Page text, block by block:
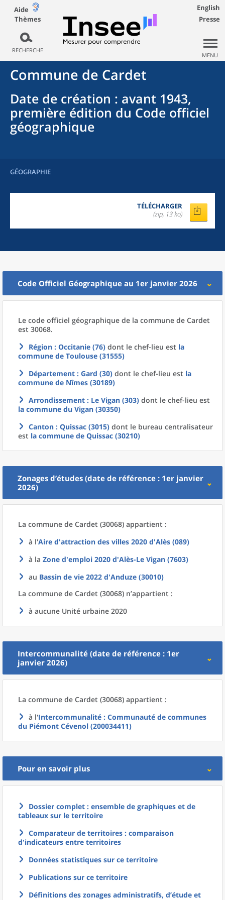
Aide
Thèmes
RECHERCHE
English
Presse
MENU
Commune de Cardet
Date de création : avant 1943,
première édition du Code officiel
géographique
GÉOGRAPHIE
TÉLÉCHARGER
(zip, 13 ko)
Code Officiel Géographique au 1er janvier 2026
Le code officiel géographique de la commune de Cardet
est 30068.
Région : Occitanie (76) dont le chef-lieu est la
commune de Toulouse (31555)
Département : Gard (30) dont le chef-lieu est la
commune de Nîmes (30189)
Arrondissement : Le Vigan (303) dont le chef-lieu est
la commune du Vigan (30350)
Canton : Quissac (3015) dont le bureau centralisateur
est la commune de Quissac (30210)
Zonages d’études (date de référence : 1er janvier
2026)
La commune de Cardet (30068) appartient :
à l'Aire d'attraction des villes 2020 d'Alès (089)
à la Zone d'emploi 2020 d'Alès-Le Vigan (7603)
au Bassin de vie 2022 d'Anduze (30010)
La commune de Cardet (30068) n’appartient :
à aucune Unité urbaine 2020
Intercommunalité (date de référence : 1er
janvier 2026)
La commune de Cardet (30068) appartient :
à l'Intercommunalité : Communauté de communes
du Piémont Cévenol (200034411)
Pour en savoir plus
Dossier complet : ensemble de graphiques et de
tableaux sur le territoire
Comparateur de territoires : comparaison
d'indicateurs entre territoires
Données statistiques sur ce territoire
Publications sur ce territoire
Définitions des zonages administratifs, d’étude et